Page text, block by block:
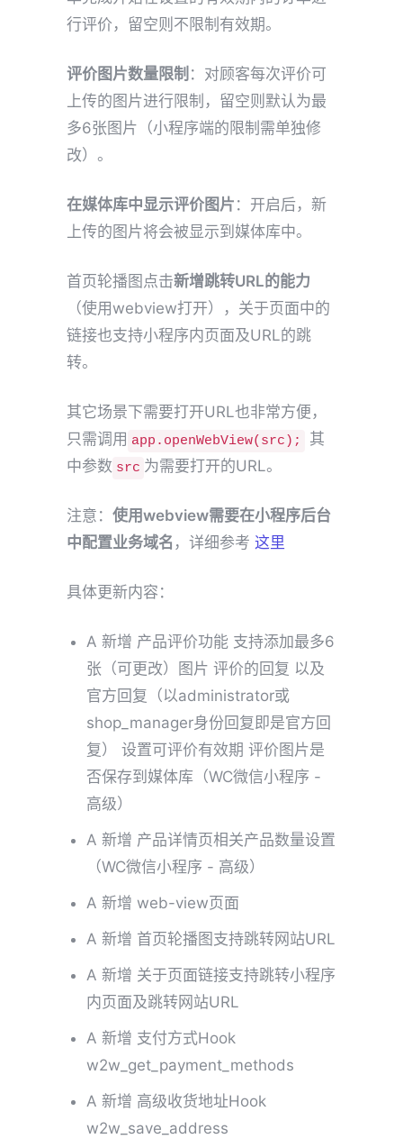
行评价，留空则不限制有效期。
评价图片数量限制 ：对顾客每次评价可
上传的图片进行限制，留空则默认为最
多6张图片（小程序端的限制需单独修
改）。
在媒体库中显示评价图片 ：开启后，新
上传的图片将会被显示到媒体库中。
首页轮播图点击新增跳转URL的能力
（使用webview打开），关于页面中的
链接也支持小程序内页面及URL的跳
转。
其它场景下需要打开URL也非常方便，
只需调用 app.openWebView(src);
其
中参数 src 为需要打开的URL。
注意： 使用webview需要在小程序后台
中配置业务域名 ，详细参考 这里
具体更新内容：
A 新增 产品评价功能 支持添加最多6
张（可更改）图片 评价的回复 以及
官方回复（以administrator或
shop_manager身份回复即是官方回
复） 设置可评价有效期 评价图片是
否保存到媒体库（WC微信小程序 -
高级）
A 新增 产品详情页相关产品数量设置
（WC微信小程序 - 高级）
A 新增 web-view页面
A 新增 首页轮播图支持跳转网站URL
A 新增 关于页面链接支持跳转小程序
内页面及跳转网站URL
A 新增 支付方式Hook
w2w_get_payment_methods
A 新增 高级收货地址Hook
w2w_save_address